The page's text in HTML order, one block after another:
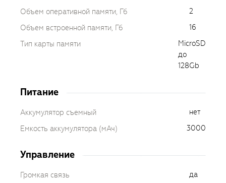
Объем оперативной памяти, Гб
2
Объем встроенной памяти, Гб
16
Тип карты памяти
MicroSD
до
128Gb
Питание
Аккумулятор съемный
нет
Емкость аккумулятора (мАч)
3000
Управление
Громкая связь
да